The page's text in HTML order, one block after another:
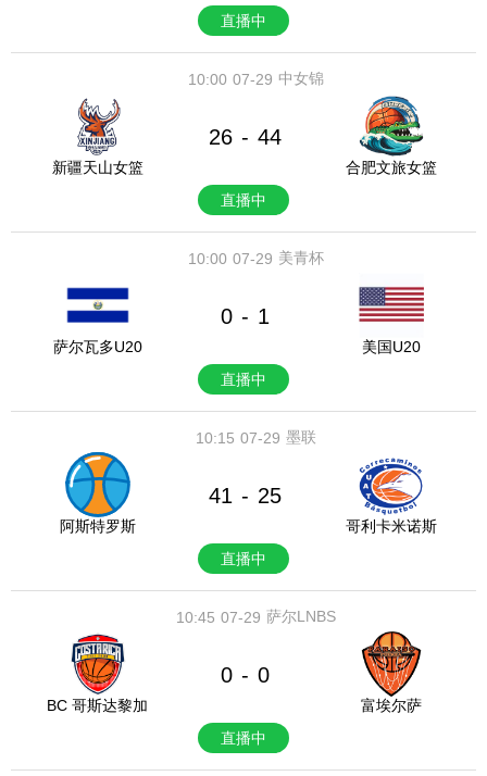
直播中
07-29
10:00 中女锦
新疆天山女篮
26 - 44
合肥文旅女篮
直播中
07-29
10:00 美青杯
萨尔瓦多U20
0 - 1
美国U20
直播中
07-29
10:15 墨联
阿斯特罗斯
41 - 25
哥利卡米诺斯
直播中
07-29
10:45 萨尔LNBS
BC 哥斯达黎加
0 - 0
富埃尔萨
直播中